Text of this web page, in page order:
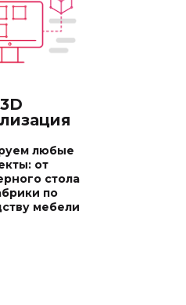
3D
любые
от
стола
по
мебели